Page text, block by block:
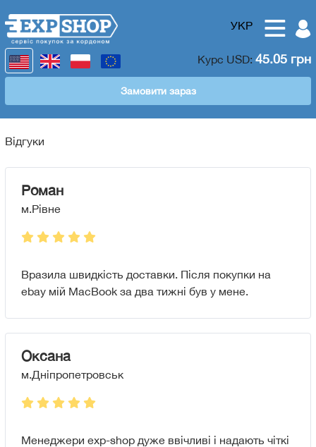
УКР
Курс USD: 45.05 грн
Замовити зараз
Відгуки
Роман
м.Рівне
Вразила швидкість доставки. Після покупки на
ebay мій MacBook за два тижні був у мене.
Оксана
м.Дніпропетровськ
Менеджери exp-shop дуже ввічливі і надають чіткі